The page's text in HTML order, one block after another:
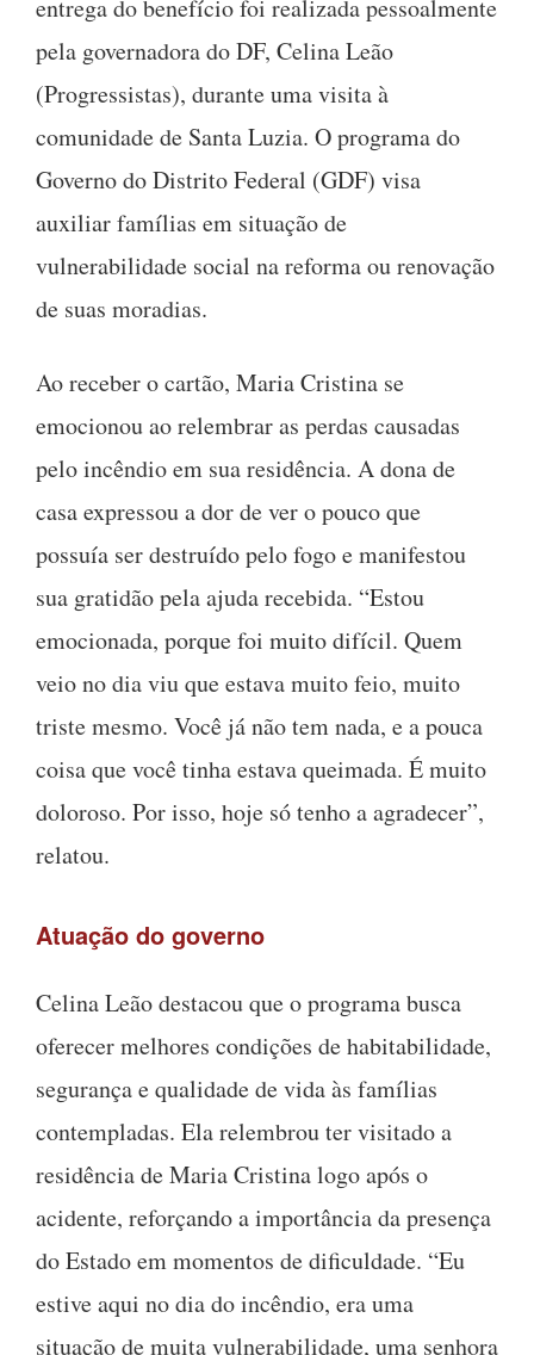
entrega do benefício foi realizada pessoalmente
pela governadora do DF, Celina Leão
(Progressistas), durante uma visita à
comunidade de Santa Luzia. O programa do
Governo do Distrito Federal (GDF) visa
auxiliar famílias em situação de
vulnerabilidade social na reforma ou renovação
de suas moradias.
Ao receber o cartão, Maria Cristina se
emocionou ao relembrar as perdas causadas
pelo incêndio em sua residência. A dona de
casa expressou a dor de ver o pouco que
possuía ser destruído pelo fogo e manifestou
sua gratidão pela ajuda recebida. “Estou
emocionada, porque foi muito difícil. Quem
veio no dia viu que estava muito feio, muito
triste mesmo. Você já não tem nada, e a pouca
coisa que você tinha estava queimada. É muito
doloroso. Por isso, hoje só tenho a agradecer”,
relatou.
Atuação do governo
Celina Leão destacou que o programa busca
oferecer melhores condições de habitabilidade,
segurança e qualidade de vida às famílias
contempladas. Ela relembrou ter visitado a
residência de Maria Cristina logo após o
acidente, reforçando a importância da presença
do Estado em momentos de dificuldade. “Eu
estive aqui no dia do incêndio, era uma
situação de muita vulnerabilidade, uma senhora